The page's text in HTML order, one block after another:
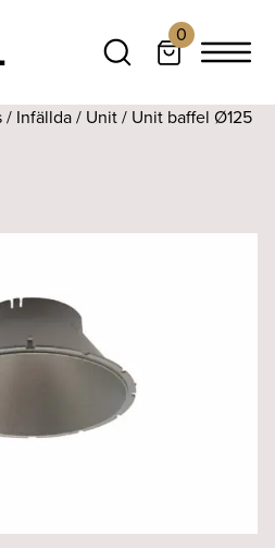
0
/ Infällda/ Unit/ Unit baffel Ø125